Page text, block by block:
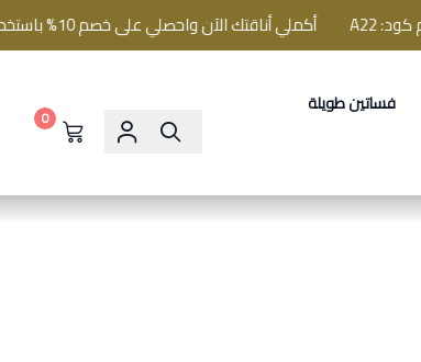
أكملي أناقتك الآن واحصلي على خصم 10% باستخدام كود: A22
فساتين طويلة
0